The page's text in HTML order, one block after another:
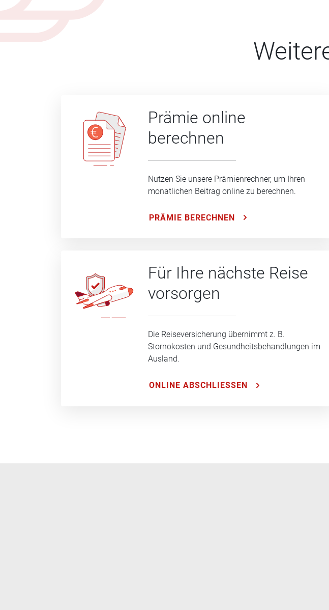
Prämie online
berechnen
Nutzen Sie unsere Prämienrechner, um Ihren
monatlichen Beitrag online zu berechnen.
PRÄMIE BERECHNEN
Für Ihre nächste Reise
vorsorgen
Die Reiseversicherung übernimmt z. B.
Stornokosten und Gesundheitsbehandlungen im
Ausland.
ONLINE ABSCHLIESSEN